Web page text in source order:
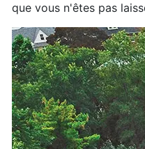
que vous n'êtes pas